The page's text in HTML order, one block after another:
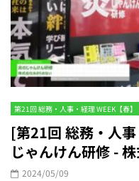
第21回 総務・人事・経理 WEEK【春】
[第21回 総務・人
じゃんけん研修 -
2024/05/09